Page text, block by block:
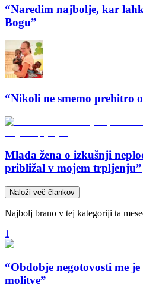
“Naredim najbolje, kar
Bogu”
“Nikoli ne smemo prehitro
Mlada žena o izkušnji
približal v mojem trpljenju”
Naloži več člankov
Najbolj brano v tej kategoriji ta
1
“Obdobje negotovosti me
molitve”